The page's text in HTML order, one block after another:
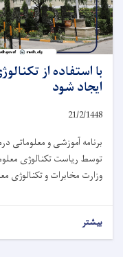
با استفاده از
ایجاد شود
21/2/1448
برنامه آموزشی و معلوماتی
توسط ریاست تکنالوژی
وزارت مخابرات و تکنالوژی
بیشتر